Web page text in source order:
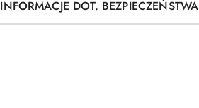
INFORMACJE DOT. BEZPIECZEŃSTWA